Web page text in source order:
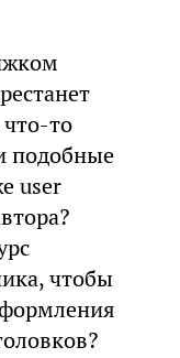
то
подобные
user
чтобы